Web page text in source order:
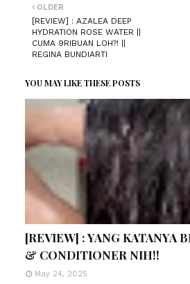
OLDER
[REVIEW] : AZALEA DEEP
HYDRATION ROSE WATER ||
CUMA 9RIBUAN LOH?! ||
REGINA BUNDIARTI
YOU MAY LIKE THESE POSTS
[REVIEW] : YANG KATANYA
& CONDITIONER NIH!!
May 24, 2025